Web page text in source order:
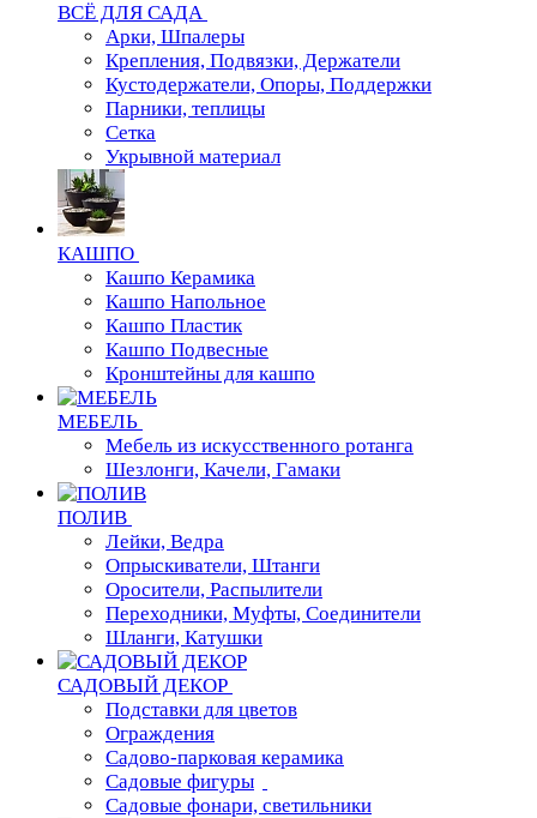
ВСЁ ДЛЯ САДА
Арки, Шпалеры
Крепления, Подвязки, Держатели
Кустодержатели, Опоры, Поддержки
Парники, теплицы
Сетка
Укрывной материал
КАШПО
Кашпо Керамика
Кашпо Напольное
Кашпо Пластик
Кашпо Подвесные
Кронштейны для кашпо
МЕБЕЛЬ
Мебель из искусственного ротанга
Шезлонги, Качели, Гамаки
ПОЛИВ
Лейки, Ведра
Опрыскиватели, Штанги
Оросители, Распылители
Переходники, Муфты, Соединители
Шланги, Катушки
САДОВЫЙ ДЕКОР
Подставки для цветов
Ограждения
Садово-парковая керамика
Садовые фигуры
Садовые фонари, светильники